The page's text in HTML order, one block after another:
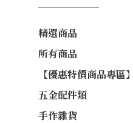
精選商品
所有商品
【優惠特價商品專區】
五金配件類
手作雜貨